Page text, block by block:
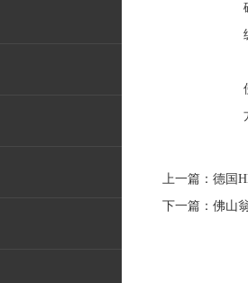
上一篇： 德国
下一篇： 佛山